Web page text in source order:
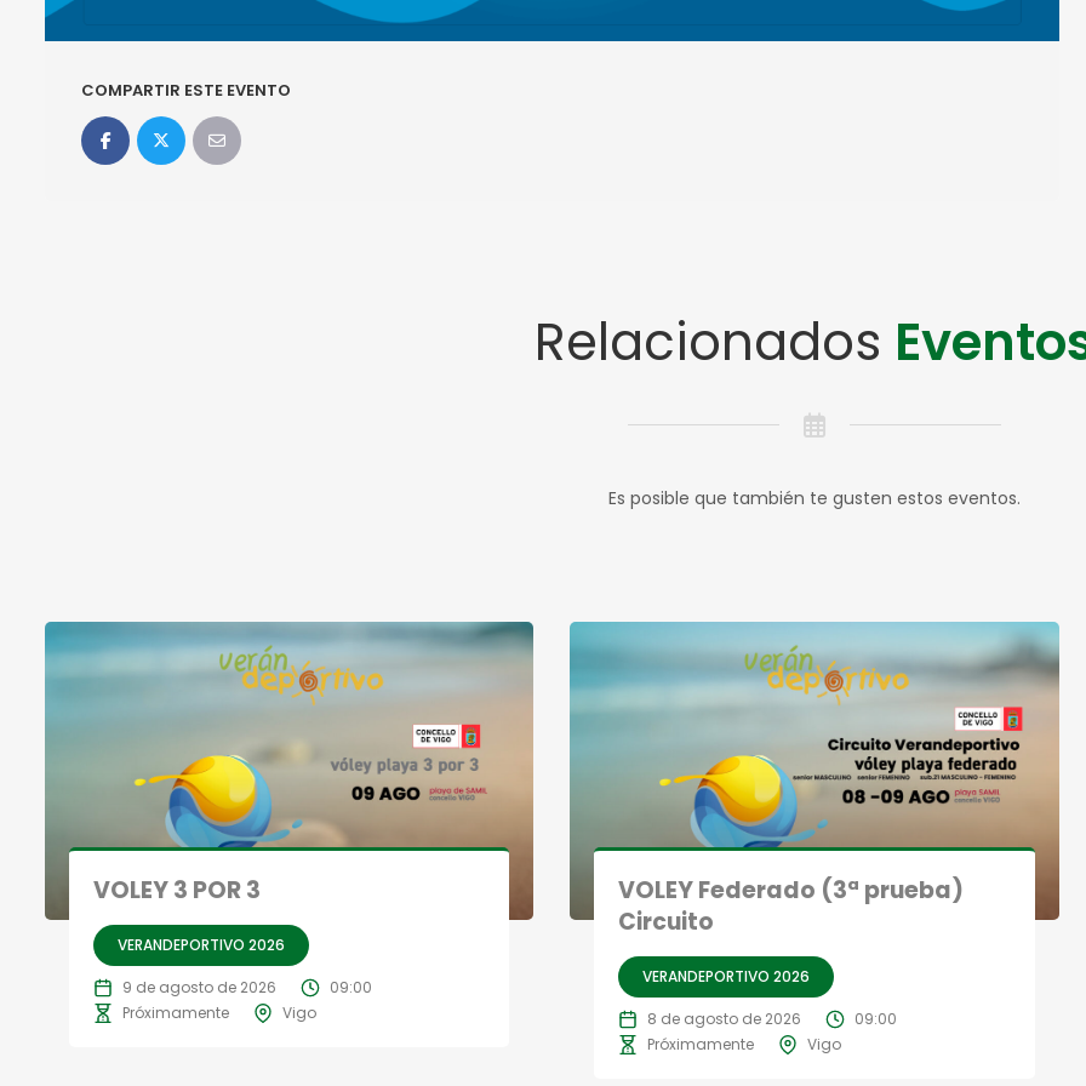
COMPARTIR ESTE EVENTO
Relacionados
Es posible que también te gusten estos eventos.
VOLEY 3 POR 3
VERANDEPORTIVO 2026
9 de agosto de 2026
09:00
Próximamente
Vigo
VOLEY Federado (3ª prueba)
Circuito
VERANDEPORTIVO 2026
8 de agosto de 2026
09:00
Próximamente
Vigo